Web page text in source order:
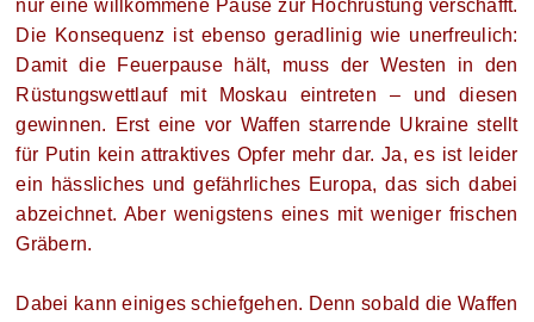
nur eine willkommene Pause zur Hochrüstung verschafft.
Die Konsequenz ist ebenso geradlinig wie unerfreulich:
Damit die Feuerpause hält, muss der Westen in den
Rüstungswettlauf mit Moskau eintreten – und diesen
gewinnen. Erst eine vor Waffen starrende Ukraine stellt
für Putin kein attraktives Opfer mehr dar. Ja, es ist leider
ein hässliches und gefährliches Europa, das sich dabei
abzeichnet. Aber wenigstens eines mit weniger frischen
Gräbern.
Dabei kann einiges schiefgehen. Denn sobald die Waffen